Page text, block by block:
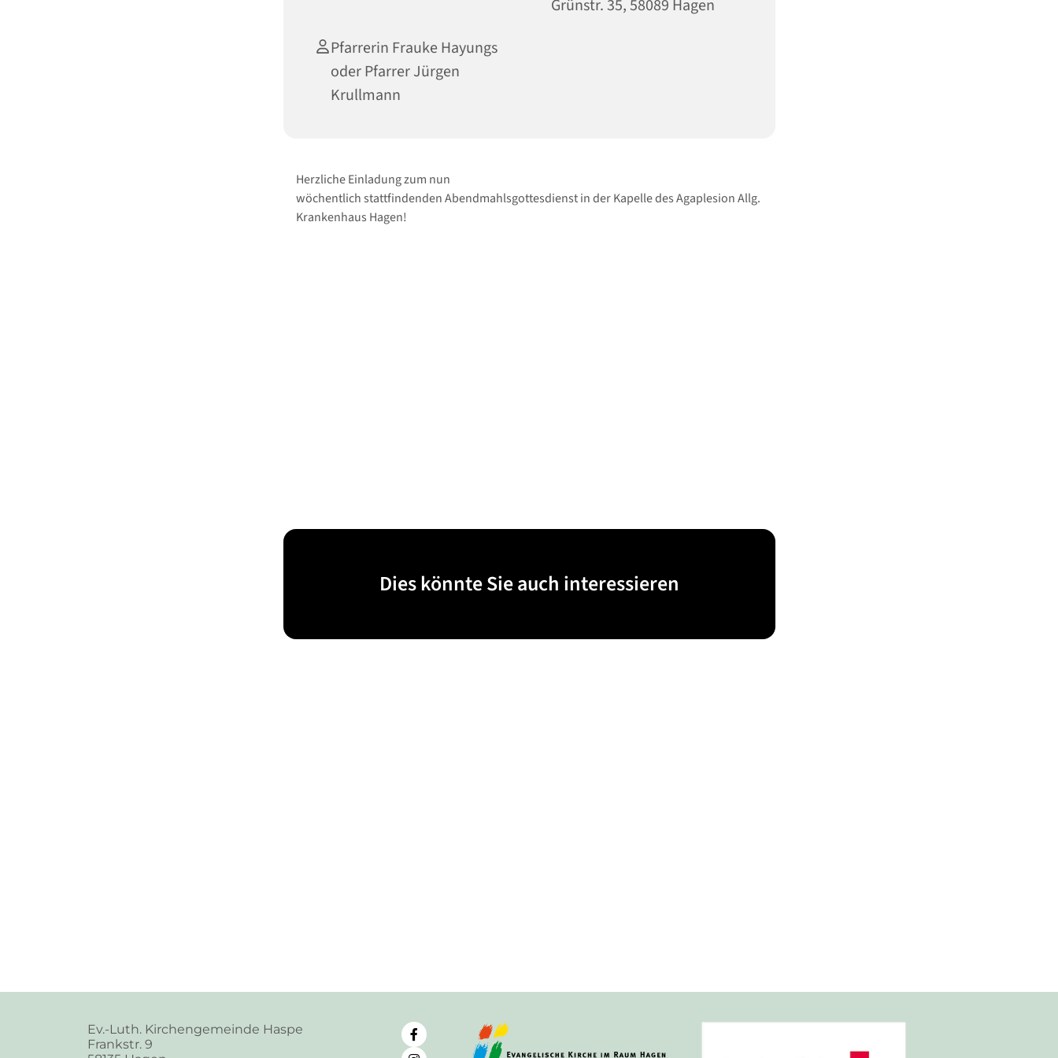
Grünstr. 35, 58089 Hagen
Pfarrerin Frauke Hayungs
oder Pfarrer Jürgen
Krullmann
Herzliche Einladung zum nun
wöchentlich stattfindenden Abendmahlsgottesdienst in der Kapelle des Agaplesion Allg.
Krankenhaus Hagen!
Dies könnte Sie auch interessieren
Ev.-Luth. Kirchengemeinde Haspe
Frankstr. 9